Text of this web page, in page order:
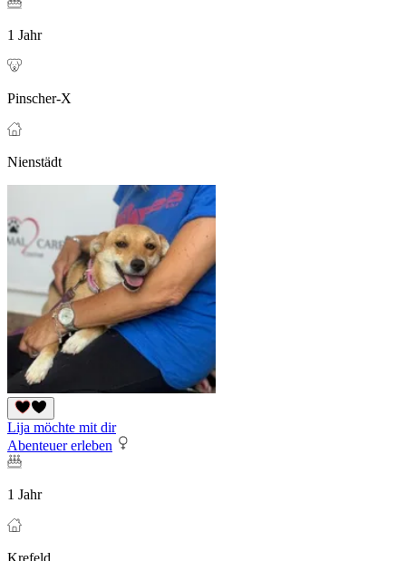
1 Jahr
Pinscher-X
Nienstädt
Lija möchte mit dir
Abenteuer erleben
1 Jahr